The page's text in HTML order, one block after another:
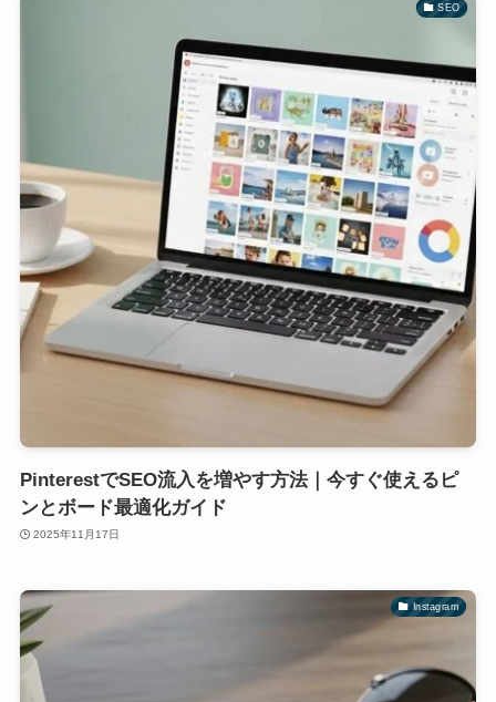
SEO
PinterestでSEO流入を増やす方法｜今すぐ使えるピ
ンとボード最適化ガイド
2025年11月17日
Instagram